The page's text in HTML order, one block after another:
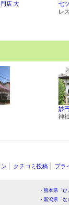
店 大
七
レ
妙
神
クチコミ投稿 プラ
・熊本県「
・新潟県「